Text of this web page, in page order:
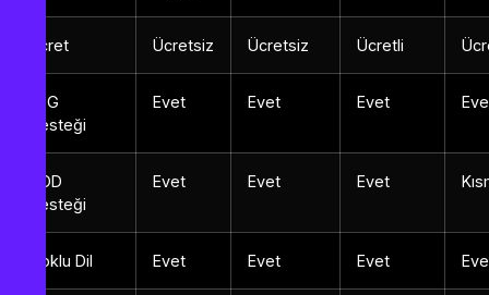
Ücret Ücretsiz Ücretsiz Ücretli
EPG
Desteği
Evet Evet Evet
VOD
Desteği
Evet Evet Evet
Çoklu Dil Evet Evet Evet